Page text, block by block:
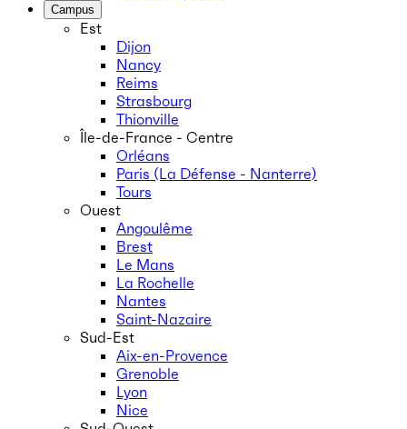
Campus
Est
Dijon
Nancy
Reims
Strasbourg
Thionville
Île-de-France - Centre
Orléans
Paris (La Défense - Nanterre)
Tours
Ouest
Angoulême
Brest
Le Mans
La Rochelle
Nantes
Saint-Nazaire
Sud-Est
Aix-en-Provence
Grenoble
Lyon
Nice